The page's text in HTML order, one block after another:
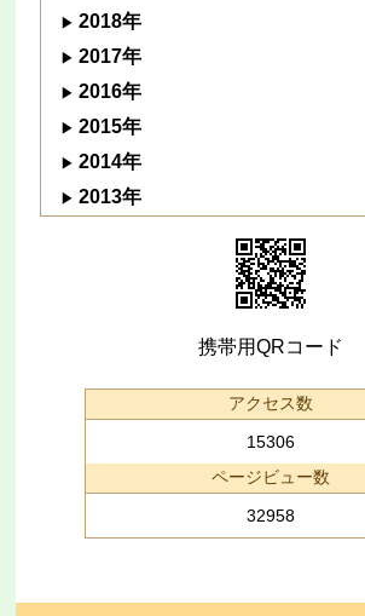
2018年
2017年
2016年
2015年
2014年
2013年
携帯用QRコード
アクセス数
15306
ページビュー数
32958